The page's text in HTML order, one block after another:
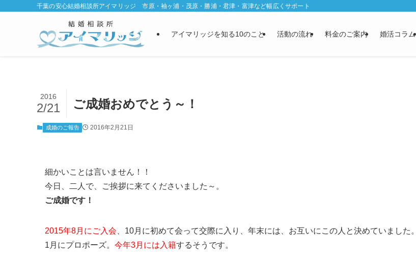
千葉の安心結婚相談所アイマリッジ 市原・袖ヶ浦・茂原・勝浦・君津・富津など幅広くサポート
アイマリッジを知る10のこと 活動の流れ 料金のご案内 婚活コラム
ご成婚おめでとう～！
2016
2/21
成婚のご報告 2016年2月21日
細かいことは言いません！！
今日、二人で、ご挨拶に来てくださいました～。
ご成婚です！
2015年8月にご入会 、10月に初めて会って交際に入り、年末には、お互いにこの人と決めていました。
1月にプロポーズ。 今年3月には入籍するそうです。